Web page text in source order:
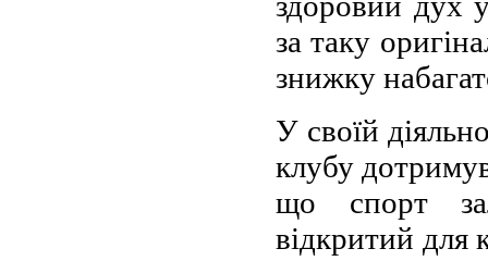
за таку
знижку
У своїй
клубу
що спорт
відкритий для